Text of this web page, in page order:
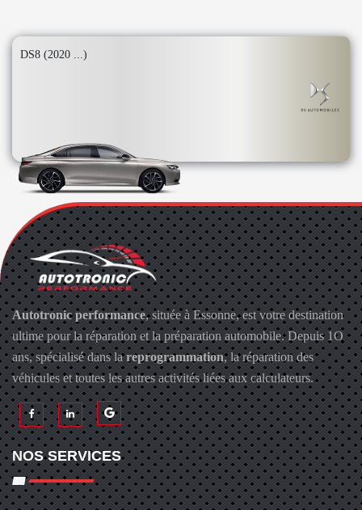
DS8 (2020 ...)
Autotronic performance, située à Essonne, est votre destination
ultime pour la réparation et la préparation automobile. Depuis 1O
ans, spécialisé dans lareprogrammation, la réparation des
véhicules et toutes les autres activités liées aux calculateurs.
NOS SERVICES